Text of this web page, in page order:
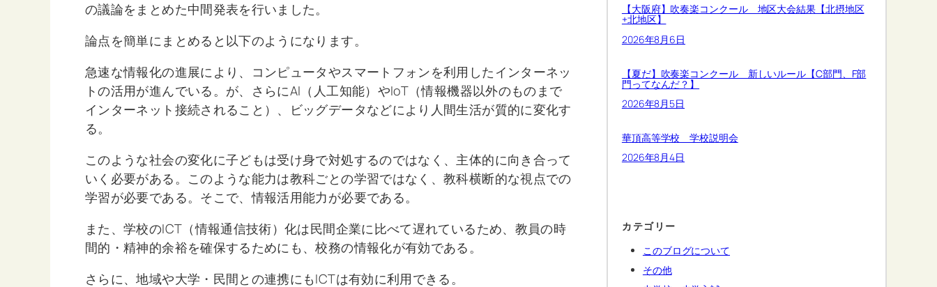
の議論をまとめた中間発表を行いました。
論点を簡単にまとめると以下のようになります。
急速な情報化の進展により、コンピュータやスマートフォンを利用したインターネッ
トの活用が進んでいる。が、さらにAI（人工知能）やIoT（情報機器以外のものまで
インターネット接続されること）、ビッグデータなどにより人間生活が質的に変化す
る。
このような社会の変化に子どもは受け身で対処するのではなく、主体的に向き合って
いく必要がある。このような能力は教科ごとの学習ではなく、教科横断的な視点での
学習が必要である。そこで、情報活用能力が必要である。
また、学校のICT（情報通信技術）化は民間企業に比べて遅れているため、教員の時
間的・精神的余裕を確保するためにも、校務の情報化が有効である。
さらに、地域や大学・民間との連携にもICTは有効に利用できる。
【大阪府】吹奏楽コンクール 地区大会結果【北摂地区
+北地区】
2026年8月6日
【夏だ】吹奏楽コンクール 新しいルール【C部門、F部
門ってなんだ？】
2026年8月5日
華頂高等学校 学校説明会
2026年8月4日
カテゴリー
このブログについて
その他